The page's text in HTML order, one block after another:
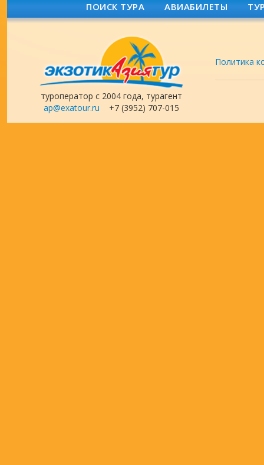
ПОИСК ТУРА АВИАБИЛЕТЫ
туроператор с 2004 года, турагент
ap@exatour.ru +7 (3952) 707-015
Политика